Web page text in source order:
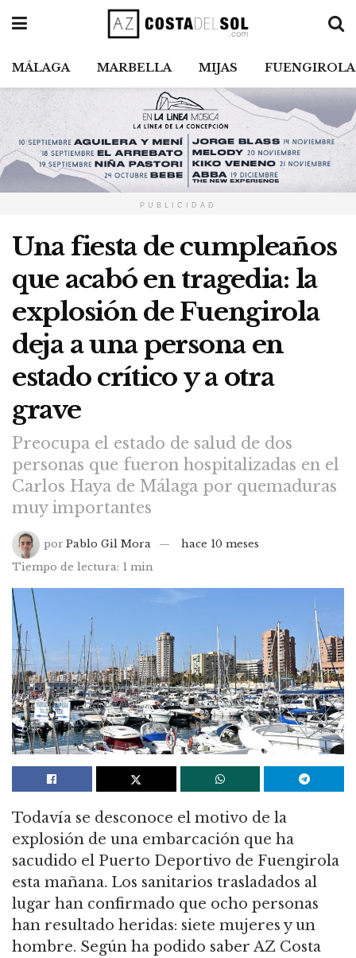
MÁLAGA MARBELLA MIJAS FUENGIROLA
PUBLICIDAD
Una fiesta de cumpleaños
que acabó en tragedia: la
explosión de Fuengirola
deja a una persona en
estado crítico y a otra
grave
Preocupa el estado de salud de dos
personas que fueron hospitalizadas en el
Carlos Haya de Málaga por quemaduras
muy importantes
por Pablo Gil Mora
hace 10 meses
Tiempo de lectura: 1 min
Todavía se desconoce el motivo de la
explosión de una embarcación que ha
sacudido el Puerto Deportivo de Fuengirola
esta mañana. Los sanitarios trasladados al
lugar han confirmado que ocho personas
han resultado heridas: siete mujeres y un
hombre. Según ha podido saber AZ Costa